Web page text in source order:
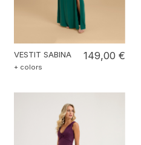
VESTIT SABINA
+ colors
149,00 €